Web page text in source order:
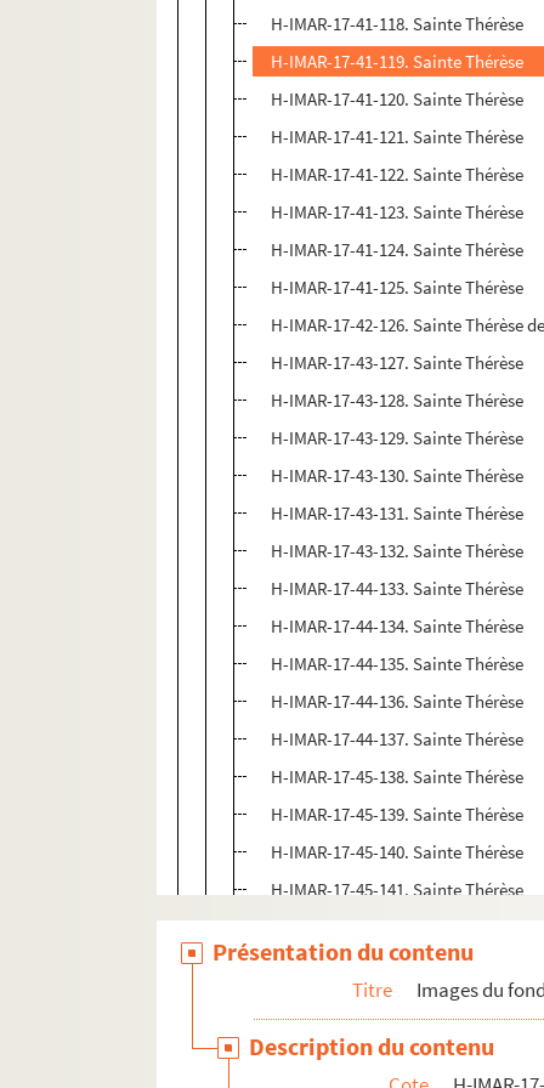
H-IMAR-17-41-118. Sainte Thérèse
H-IMAR-17-41-119. Sainte Thérèse
H-IMAR-17-41-120. Sainte Thérèse
H-IMAR-17-41-121. Sainte Thérèse
H-IMAR-17-41-122. Sainte Thérèse
H-IMAR-17-41-123. Sainte Thérèse
H-IMAR-17-41-124. Sainte Thérèse
H-IMAR-17-41-125. Sainte Thérèse
H-IMAR-17-42-126. Sainte Thérèse
H-IMAR-17-43-127. Sainte Thérèse
H-IMAR-17-43-128. Sainte Thérèse
H-IMAR-17-43-129. Sainte Thérèse
H-IMAR-17-43-130. Sainte Thérèse
H-IMAR-17-43-131. Sainte Thérèse
H-IMAR-17-43-132. Sainte Thérèse
H-IMAR-17-44-133. Sainte Thérèse
H-IMAR-17-44-134. Sainte Thérèse
H-IMAR-17-44-135. Sainte Thérèse
H-IMAR-17-44-136. Sainte Thérèse
H-IMAR-17-44-137. Sainte Thérèse
H-IMAR-17-45-138. Sainte Thérèse
H-IMAR-17-45-139. Sainte Thérèse
H-IMAR-17-45-140. Sainte Thérèse
H-IMAR-17-45-141. Sainte Thérèse
H-IMAR-17-46-142. Sainte Thérèse
H-IMAR-17-46-143. Sainte Thérèse
H-IMAR-17-46-144. Sainte Thérèse
H-IMAR-17-46-145. Sainte Thérèse
H-IMAR-17-47-146. Sainte Thérèse
Présentation du contenu
Titre Images du
Description du contenu